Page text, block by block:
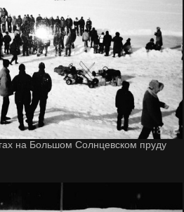
на Большом Солнцевском пруду